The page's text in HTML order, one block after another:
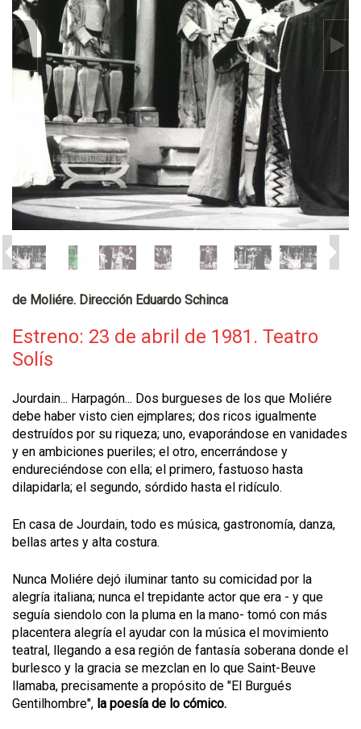
de Moliére. Dirección Eduardo Schinca
Estreno: 23 de abril de 1981. Teatro
Solís
Jourdain... Harpagón... Dos burgueses de los que Moliére
debe haber visto cien ejmplares; dos ricos igualmente
destruídos por su riqueza; uno, evaporándose en vanidades
y en ambiciones pueriles; el otro, encerrándose y
endureciéndose con ella; el primero, fastuoso hasta
dilapidarla; el segundo, sórdido hasta el ridículo.
En casa de Jourdain, todo es música, gastronomía, danza,
bellas artes y alta costura.
Nunca Moliére dejó iluminar tanto su comicidad por la
alegría italiana; nunca el trepidante actor que era - y que
seguía siendolo con la pluma en la mano- tomó con más
placentera alegría el ayudar con la música el movimiento
teatral, llegando a esa región de fantasía soberana donde el
burlesco y la gracia se mezclan en lo que Saint-Beuve
llamaba, precisamente a propósito de "El Burgués
Gentilhombre", la poesía de lo cómico.